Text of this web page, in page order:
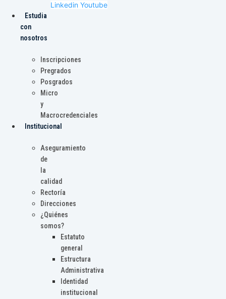
Linkedin Youtube
Estudia
con
nosotros
Inscripciones
Pregrados
Posgrados
Micro
y
Macrocredenciales
Institucional
Aseguramiento
de
la
calidad
Rectoría
Direcciones
¿Quiénes
somos?
Estatuto
general
Estructura
Administrativa
Identidad
institucional